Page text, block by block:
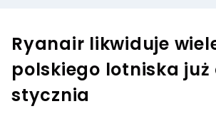
Ryanair likwiduje
polskiego lotniska już
stycznia